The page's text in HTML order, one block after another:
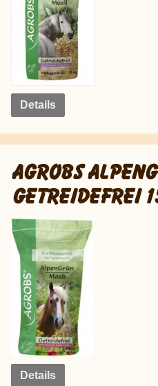
Details
AGROBS
GETREIDEFREI
Details